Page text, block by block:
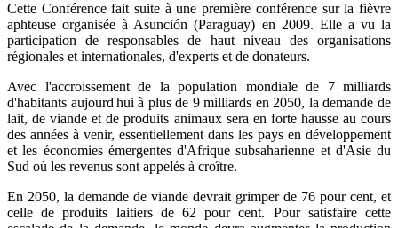
Cette Conférence fait suite à une première conférence sur la fièvre
aphteuse organisée à Asunción (Paraguay) en 2009. Elle a vu la
participation de responsables de haut niveau des organisations
régionales et internationales, d'experts et de donateurs.
Avec l'accroissement de la population mondiale de 7 milliards
d'habitants aujourd'hui à plus de 9 milliards en 2050, la demande de
lait, de viande et de produits animaux sera en forte hausse au cours
des années à venir, essentiellement dans les pays en développement
et les économies émergentes d'Afrique subsaharienne et d'Asie du
Sud où les revenus sont appelés à croître.
En 2050, la demande de viande devrait grimper de 76 pour cent, et
celle de produits laitiers de 62 pour cent. Pour satisfaire cette